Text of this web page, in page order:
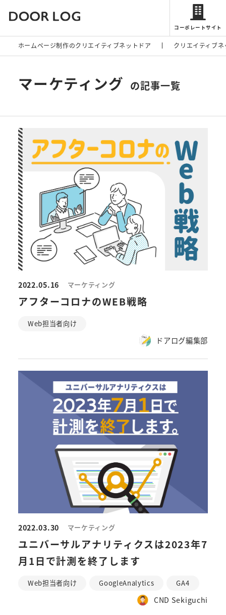
コーポレートサイト
ホームページ制作のクリエイティブネットドア クリエイティブ
マーケティング の記事一覧
2022.05.16 マーケティング
アフターコロナのWEB戦略
Web担当者向け
ドアログ編集部
2022.03.30 マーケティング
ユニバーサルアナリティクスは2023年7
月1日で計測を終了します
Web担当者向け GoogleAnalytics GA4
CND Sekiguchi